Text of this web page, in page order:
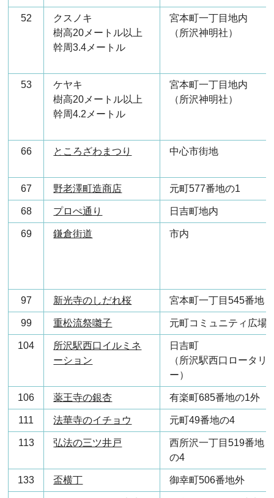
52
クスノキ
樹高20メートル以上
幹周3.4メートル
宮本町一丁目地内
（所沢神明社）
53
ケヤキ
樹高20メートル以上
幹周4.2メートル
宮本町一丁目地内
（所沢神明社）
66 ところざわまつり 中心市街地
67 野老澤町造商店 元町577番地の1
68 プロぺ通り 日吉町地内
69 鎌倉街道 市内
97 新光寺のしだれ桜 宮本町一丁目545番地
99 重松流祭囃子 元町コミュニティ広場
104
所沢駅西口イルミネ
ーション
日吉町
（所沢駅西口ロータリ
ー）
106 薬王寺の銀杏 有楽町685番地の1外
111 法華寺のイチョウ 元町49番地の4
113 弘法の三ツ井戸
西所沢一丁目519番地
の4
133 盃横丁 御幸町506番地外